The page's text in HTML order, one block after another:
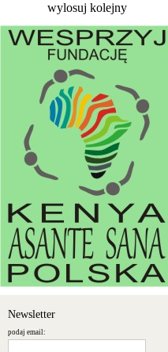
wylosuj kolejny
Newsletter
podaj email: